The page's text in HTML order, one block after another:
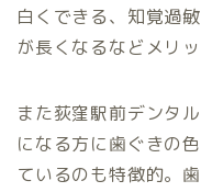
白くできる、知覚過
が長くなるなどメリ
また荻窪駅前デンタ
になる方に歯ぐきの
ているのも特徴的。